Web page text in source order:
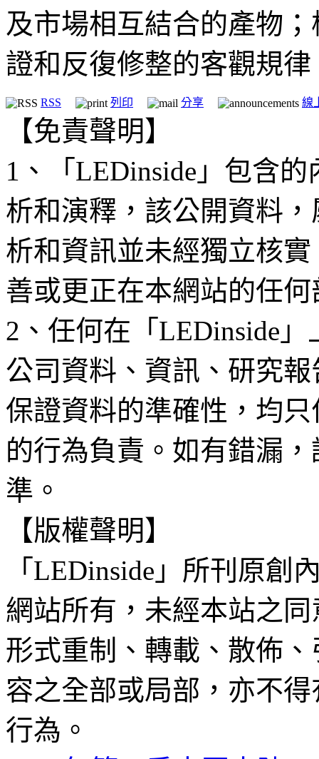
及市場相互結合的產物
證和反復修整的客觀規
RSS 列印 分享 線
【免責聲明】
1、「LEDinside」包含
析和演釋，該公開資料
析和資訊並未經獨立核
善或更正在本網站的任
2、任何在「LEDinside
公司資料、資訊、研究
保證資料的準確性，均
的行為負責。如有錯漏
準。
【版權聲明】
「LEDinside」所刊原創
網站所有，未經本站之
形式重制、轉載、散佈
容之全部或局部，亦不
行為。